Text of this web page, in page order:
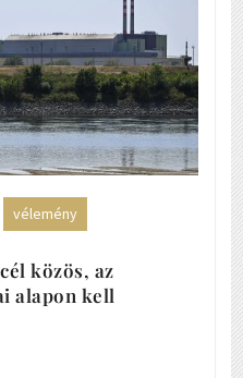
vélemény
közös, az
alapon kell